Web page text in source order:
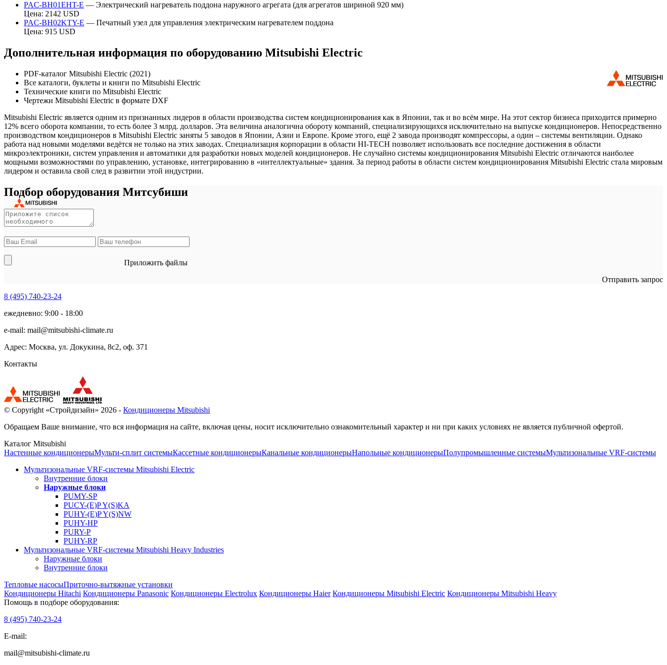
PAC-BH01EHT-E — Электрический нагреватель поддона наружного агрегата (для агрегатов шириной 920 мм)
Цена: 2142 USD
PAC-BH02KTY-E — Печатный узел для управления электрическим нагревателем поддона
Цена: 915 USD
Дополнительная информация по оборудованию Mitsubishi Electric
PDF-каталог Mitsubishi Electric (2021)
Все каталоги, буклеты и книги по Mitsubishi Electric
Технические книги по Mitsubishi Electric
Чертежи Mitsubishi Electric в формате DXF
Mitsubishi Electric является одним из признанных лидеров в области производства систем кондиционирования как в Японии, так и во всём мире. На этот сектор бизнеса приходится примерно
12% всего оборота компании, то есть более 3 млрд. долларов. Эта величина аналогична обороту компаний, специализирующихся исключительно на выпуске кондиционеров. Непосредственно
производством кондиционеров в Mitsubishi Electric заняты 5 заводов в Японии, Азии и Европе. Кроме этого, ещё 2 завода производят компрессоры, а один – системы вентиляции. Однако
работа над новыми моделями ведётся не только на этих заводах. Специализация корпорации в области HI-TECH позволяет использовать все последние достижения в области
микроэлектроники, систем управления и автоматики для разработки новых моделей кондиционеров. Не случайно системы кондиционирования Mitsubishi Electric отличаются наиболее
мощными возможностями по управлению, установке, интегрированию в «интеллектуальные» здания. За период работы в области систем кондиционирования Mitsubishi Electric стала мировым
лидером и оставила свой след в развитии этой индустрии.
Подбор оборудования Митсубиши
Приложить файлы
Отправить запрос
8 (495) 740-23-24
ежедневно: 9:00 - 18:00
e-mail: mail@mitsubishi-climate.ru
Адрес: Москва, ул. Докукина, 8с2, оф. 371
Контакты
© Copyright «Стройдизайн» 2026 - Кондиционеры Mitsubishi
Обращаем Ваше внимание, что вся информация на сайте, включая цены, носит исключительно ознакомительный характер и ни при каких условиях не является публичной офертой.
Каталог Mitsubishi
Настенные кондиционерыМульти-сплит системыКассетные кондиционерыКанальные кондиционерыНапольные кондиционерыПолупромышленные системыМультизональные VRF-системы
Мультизональные VRF-системы Mitsubishi Electric
Внутренние блоки
Наружные блоки
PUMY-SP
PUCY-(E)P Y(S)KA
PUHY-(E)P Y(S)NW
PUHY-HP
PURY-P
PUHY-RP
Мультизональные VRF-системы Mitsubishi Heavy Industries
Наружные блоки
Внутренние блоки
Тепловые насосыПриточно-вытяжные установки
Кондиционеры Hitachi Кондиционеры Panasonic Кондиционеры Electrolux Кондиционеры Haier Кондиционеры Mitsubishi Electric Кондиционеры Mitsubishi Heavy
Помощь в подборе оборудования:
8 (495) 740-23-24
E-mail:
mail@mitsubishi-climate.ru